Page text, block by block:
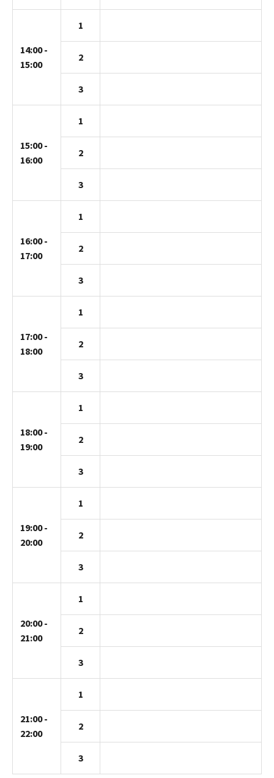
14:00 -
15:00
1
2
3
15:00 -
16:00
1
2
3
16:00 -
17:00
1
2
3
17:00 -
18:00
1
2
3
18:00 -
19:00
1
2
3
19:00 -
20:00
1
2
3
20:00 -
21:00
1
2
3
21:00 -
22:00
1
2
3